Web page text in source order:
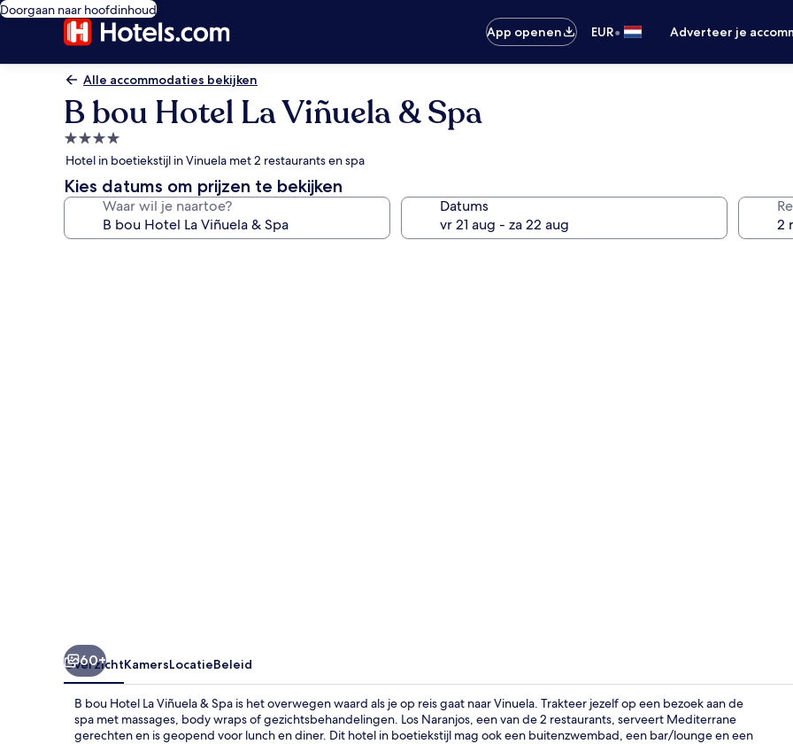
Doorgaan naar hoofdinhoud
App openen
EUR• Adverteer je
Alle accommodaties bekijken
B bou Hotel La Viñuela & Spa
4.0-
sterrenaccommodatie
Hotel in boetiekstijl in Vinuela met 2 restaurants en spa
Kies datums om prijzen te bekijken
Waar wil je naartoe? Datums
60+
OverzichtKamersLocatieBeleid
B bou Hotel La Viñuela & Spa is het overwegen waard als je op reis gaat naar Vinuela. Trakteer jezelf op een bezoek aan de
spa met massages, body wraps of gezichtsbehandelingen. Los Naranjos, een van de 2 restaurants, serveert Mediterrane
gerechten en is geopend voor lunch en diner. Dit hotel in boetiekstijl mag ook een buitenzwembad, een bar/lounge en een